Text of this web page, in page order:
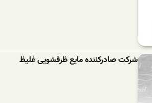
شرکت صادرکننده مایع ظرفشویی غلیظ